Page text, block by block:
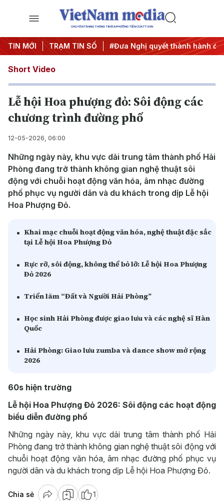
CHUYÊN TRANG THÔNG TIN ĐA PHƯƠNG TIỆN CỦA TTXVN
TIN MỚI TRẠM TIN SỐ
ương 3 #APEC 2027 #Đưa Nghị quyết thành hành động
Short Video
Lễ hội Hoa phượng đỏ: Sôi động các
chương trình đường phố
12-05-2026, 06:00
Những ngày này, khu vực dải trung tâm thành phố Hải
Phòng đang trở thành không gian nghệ thuật sôi
động với chuỗi hoạt động văn hóa, âm nhạc đường
phố phục vụ người dân và du khách trong dịp Lễ hội
Hoa Phượng Đỏ.
Khai mạc chuỗi hoạt động văn hóa, nghệ thuật đặc sắc
tại Lễ hội Hoa Phượng Đỏ
Rực rỡ, sôi động, không thể bỏ lỡ: Lễ hội Hoa Phượng
Đỏ 2026
Triển lãm “Đất và Người Hải Phòng”
Học sinh Hải Phòng được giao lưu và các nghệ sĩ Hàn
Quốc
Hải Phòng: Giao lưu zumba và dance show mở rộng
2026
60s hiện trường
Lễ hội Hoa Phượng Đỏ 2026: Sôi động các hoạt động
biểu diễn đường phố
Những ngày này, khu vực dải trung tâm thành phố Hải
Phòng đang trở thành không gian nghệ thuật sôi động với
chuỗi hoạt động văn hóa, âm nhạc đường phố phục vụ
người dân và du khách trong dịp Lễ hội Hoa Phượng Đỏ.
Chia sẻ 1